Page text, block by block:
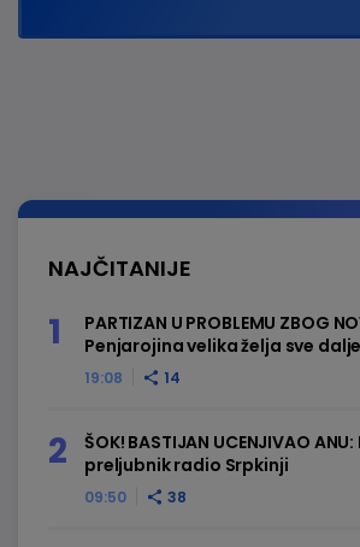
NAJČITANIJE
19:08 14
PARTIZAN U PROBLEMU ZBOG
Penjarojina velika želja sve
09:50 38
ŠOK! BASTIJAN UCENJIVAO
preljubnik radio Srpkinji